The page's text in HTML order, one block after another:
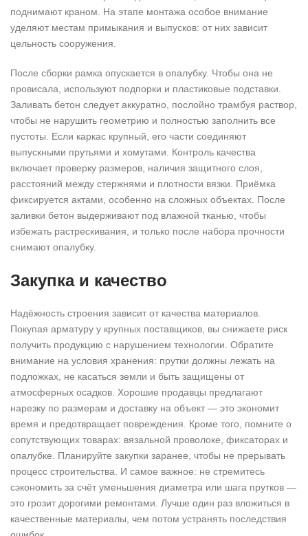
поднимают краном. На этапе монтажа особое внимание
уделяют местам примыкания и выпусков: от них зависит
цельность сооружения.
После сборки рамка опускается в опалубку. Чтобы она не
провисала, используют подпорки и пластиковые подставки.
Заливать бетон следует аккуратно, послойно трамбуя раствор,
чтобы не нарушить геометрию и полностью заполнить все
пустоты. Если каркас крупный, его части соединяют
выпускными прутьями и хомутами. Контроль качества
включает проверку размеров, наличия защитного слоя,
расстояний между стержнями и плотности вязки. Приёмка
фиксируется актами, особенно на сложных объектах. После
заливки бетон выдерживают под влажной тканью, чтобы
избежать растрескивания, и только после набора прочности
снимают опалубку.
Закупка и качество
Надёжность строения зависит от качества материалов.
Покупая арматуру у крупных поставщиков, вы снижаете риск
получить продукцию с нарушением технологии. Обратите
внимание на условия хранения: прутки должны лежать на
подложках, не касаться земли и быть защищены от
атмосферных осадков. Хорошие продавцы предлагают
нарезку по размерам и доставку на объект — это экономит
время и предотвращает повреждения. Кроме того, помните о
сопутствующих товарах: вязальной проволоке, фиксаторах и
опалубке. Планируйте закупки заранее, чтобы не прерывать
процесс строительства. И самое важное: не стремитесь
сэкономить за счёт уменьшения диаметра или шага прутков —
это грозит дорогими ремонтами. Лучше один раз вложиться в
качественные материалы, чем потом устранять последствия